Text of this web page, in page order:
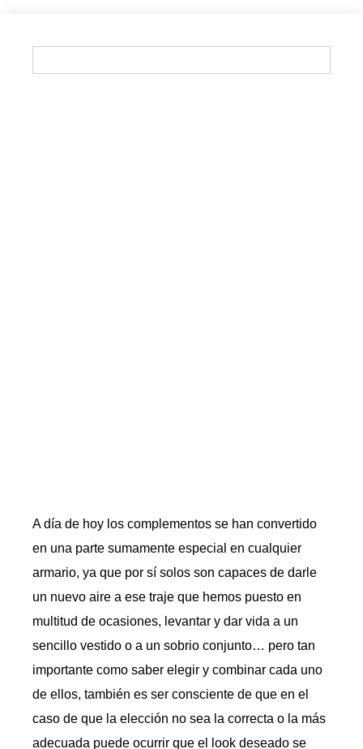
A día de hoy los complementos se han convertido
en una parte sumamente especial en cualquier
armario, ya que por sí solos son capaces de darle
un nuevo aire a ese traje que hemos puesto en
multitud de ocasiones, levantar y dar vida a un
sencillo vestido o a un sobrio conjunto… pero tan
importante como saber elegir y combinar cada uno
de ellos, también es ser consciente de que en el
caso de que la elección no sea la correcta o la más
adecuada puede ocurrir que el look deseado se